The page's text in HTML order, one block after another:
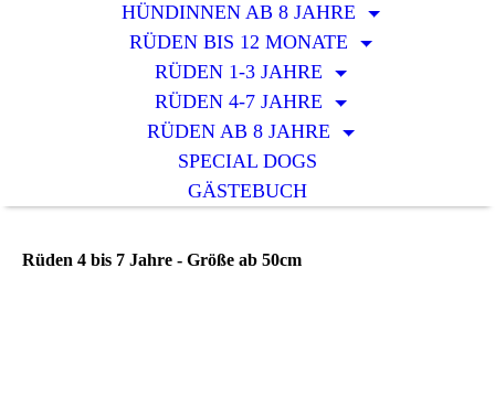
HÜNDINNEN AB 8 JAHRE
RÜDEN BIS 12 MONATE
RÜDEN 1-3 JAHRE
RÜDEN 4-7 JAHRE
RÜDEN AB 8 JAHRE
SPECIAL DOGS
GÄSTEBUCH
Rüden 4 bis 7 Jahre - Größe ab 50cm